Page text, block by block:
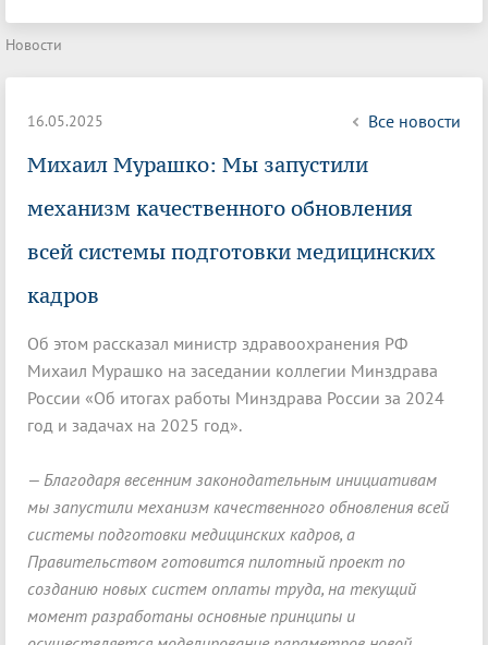
Новости
16.05.2025 Все новости
Михаил Мурашко: Мы запустили
механизм качественного обновления
всей системы подготовки медицинских
кадров
Об этом рассказал министр здравоохранения РФ
Михаил Мурашко на заседании коллегии Минздрава
России «Об итогах работы Минздрава России за 2024
год и задачах на 2025 год».
— Благодаря весенним законодательным инициативам
мы запустили механизм качественного обновления всей
системы подготовки медицинских кадров, а
Правительством готовится пилотный проект по
созданию новых систем оплаты труда, на текущий
момент разработаны основные принципы и